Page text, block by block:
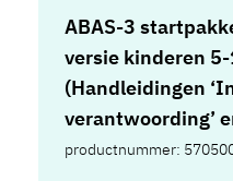
jaar,
volwassenen, in
ouderversie 0-4
vragenlijsten
2-4 jaar, 10
ouderversie 0-4
scoreformulieren
leerkrachtversie 2-
ABAS-3
versie kinderen
(Handleidingen
verantwoording’
normen en
productnummer: